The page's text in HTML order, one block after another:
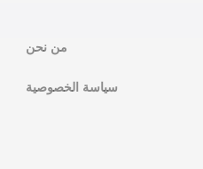
من نحن
سياسة الخصوصية